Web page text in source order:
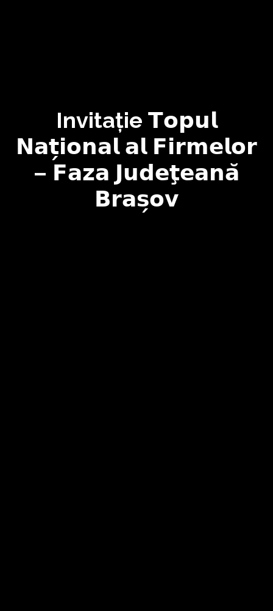
Invitație 𝗧𝗼𝗽𝘂𝗹
𝗡𝗮𝘁̗𝗶𝗼𝗻𝗮𝗹 𝗮𝗹 𝗙𝗶𝗿𝗺𝗲𝗹𝗼𝗿
– 𝗙𝗮𝘇𝗮 𝗝𝘂𝗱𝗲𝘁̧𝗲𝗮𝗻𝗮̆
𝗕𝗿𝗮𝘀̗𝗼𝘃